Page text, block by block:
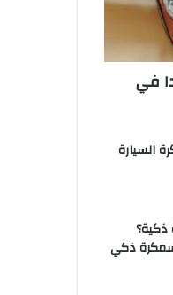
في
السيارة
سمكرة ذكي